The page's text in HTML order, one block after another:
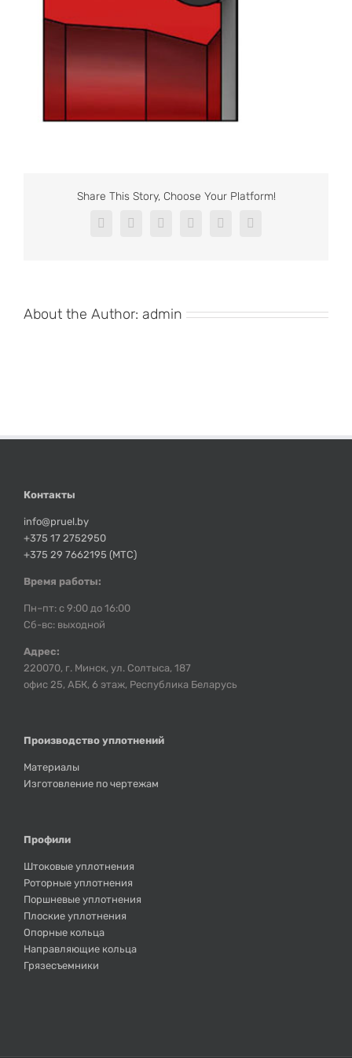
Share This Story, Choose Your Platform!
Facebook
X RedditLinkedInPinterestVk
About the Author: admin
Контакты
info@pruel.by
+375 17 2752950
+375 29 7662195 (МТС)
Время работы:
Пн–пт: с 9:00 до 16:00
Сб-вс: выходной
Адрес:
220070, г. Минск, ул. Солтыса, 187
офис 25, АБК, 6 этаж, Республика Беларусь
Производство уплотнений
Материалы
Изготовление по чертежам
Профили
Штоковые уплотнения
Роторные уплотнения
Поршневые уплотнения
Плоские уплотнения
Опорные кольца
Направляющие кольца
Грязесъемники